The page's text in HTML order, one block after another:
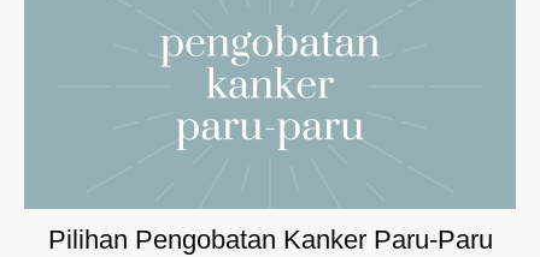
Pilihan Pengobatan Kanker Paru-Paru